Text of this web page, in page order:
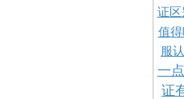
证区
值
服
一点
证